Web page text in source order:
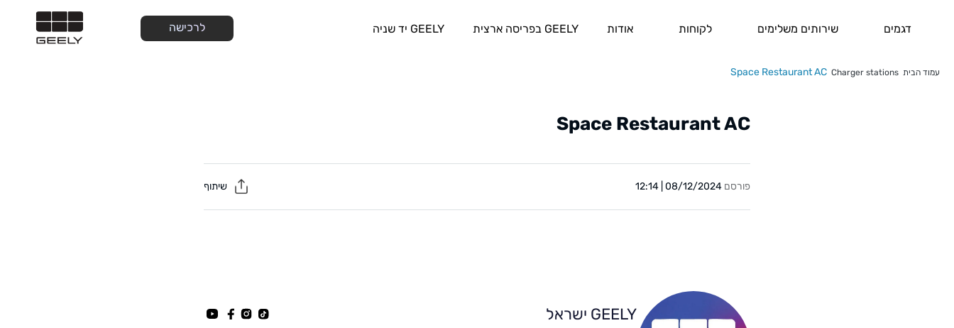
דגמים שירותים משלימים לקוחות אודות GEELY בפריסה ארצית GEELY יד שניה לרכישה
עמוד הבית Charger stations
Space Restaurant AC
Space Restaurant AC
פורסם 08/12/2024 | 12:14
GEELY ישראל